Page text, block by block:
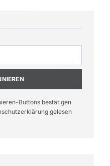
Buttons bestätigen
gelesen